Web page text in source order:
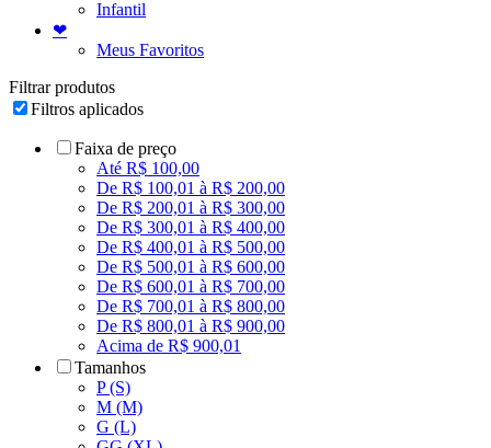
Infantil
❤
Meus Favoritos
Filtrar produtos
Filtros aplicados
Faixa de preço
Até R$ 100,00
De R$ 100,01 à R$ 200,00
De R$ 200,01 à R$ 300,00
De R$ 300,01 à R$ 400,00
De R$ 400,01 à R$ 500,00
De R$ 500,01 à R$ 600,00
De R$ 600,01 à R$ 700,00
De R$ 700,01 à R$ 800,00
De R$ 800,01 à R$ 900,00
Acima de R$ 900,01
Tamanhos
P (S)
M (M)
G (L)